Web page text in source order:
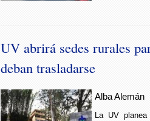
UV abrirá sedes rurales
deban trasladarse
Alba Alemán
La UV